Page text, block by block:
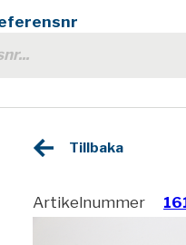
Tillbaka
Artikelnummer